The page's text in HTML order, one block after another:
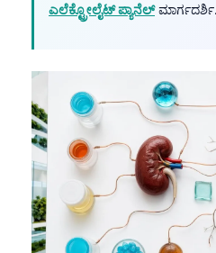
ಎಲೆಕ್ಟ್ರೋಲೈಟ್ ಪ್ಯಾನೆಲ್ಮಾರ್ಗದರ್ಶಿ.
O‘zbekcha
Català
Қазақ тілі
Suomi
Hrvatski
پښتو